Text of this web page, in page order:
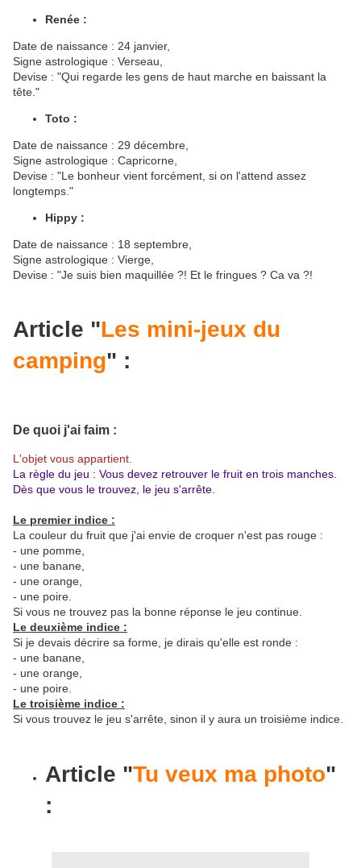
Renée :
Date de naissance : 24 janvier,
Signe astrologique : Verseau,
Devise : "Qui regarde les gens de haut marche en baissant la
tête."
Toto :
Date de naissance : 29 décembre,
Signe astrologique : Capricorne,
Devise : "Le bonheur vient forcément, si on l'attend assez
longtemps."
Hippy :
Date de naissance : 18 septembre,
Signe astrologique : Vierge,
Devise : "Je suis bien maquillée ?! Et le fringues ? Ca va ?!
Article "Les mini-jeux du
camping" :
De quoi j'ai faim :
L'objet vous appartient.
La règle du jeu : Vous devez retrouver le fruit en trois manches.
Dès que vous le trouvez, le jeu s'arrête.
Le premier indice :
La couleur du fruit que j'ai envie de croquer n'est pas rouge :
- une pomme,
- une banane,
- une orange,
- une poire.
Si vous ne trouvez pas la bonne réponse le jeu continue.
Le deuxième indice :
Si je devais décrire sa forme, je dirais qu'elle est ronde :
- une banane,
- une orange,
- une poire.
Le troisième indice :
Si vous trouvez le jeu s'arrête, sinon il y aura un troisième indice.
Article "Tu veux ma photo"
: